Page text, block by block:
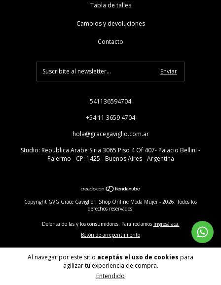
Al navegar por este sitio aceptás el uso de cookies para
agilizar tu experiencia de compra.
Entendido
Tabla de talles
Cambios y devoluciones
Contacto
541136594704
+54 11 3659 4704
hola@gracegaviglio.com.ar
Studio: Republica Arabe Siria 3065 Piso 4 Of 407- Palacio Bellini -
Palermo - CP: 1425 - Buenos Aires - Argentina
Copyright GVG Grace Gaviglio | Shop Online Moda Mujer - 2026. Todos los
derechos reservados.
Defensa de las y los consumidores. Para reclamos ingresá acá.
Botón de arrepentimiento